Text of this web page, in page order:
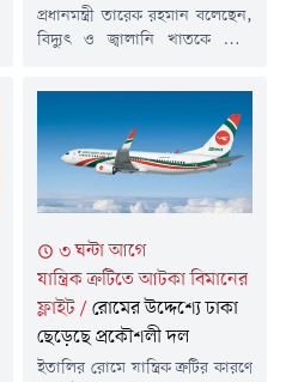
প্রধানমন্ত্রী তারেক রহমান বলেছেন,
বিদ্যুৎ ও জ্বালানি খাতকে ঘিরে
অস্থিতিশীলতা সৃষ্টির চেষ্টা করছে।
শনিবার সকালে ডক্টরস
এসোসিয়েশন অব বাংলাদেশের
(ড্যাব) ৩৭তম প্রতিষ্ঠাবার্ষিকী
উপলক্ষে জাতীয় সংসদের এলডি
হলে আয়োজিত চিকিৎসক
প্রধানমন্ত্রী বলেন, জ্বালানি সমস্যা
সমাধানে সরকার পরিকল্পনা করছে।
আমরা যখন দায়িত্ব গ্রহণ করেছি,
তখন একটি...
৩ ঘন্টা আগে
যান্ত্রিক ক্রটিতে আটকা বিমানের
ফ্লাইট/ রোমের উদ্দেশ্যে ঢাকা
ছেড়েছে প্রকৌশলী দল
ইতালির রোমে যান্ত্রিক ত্রুটির কারণে